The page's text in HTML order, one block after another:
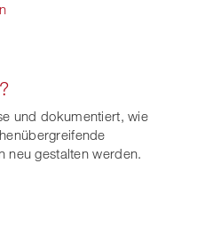
und dokumentiert, wie
neu gestalten werden.